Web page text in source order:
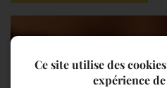
Ce site utilise des
expérience